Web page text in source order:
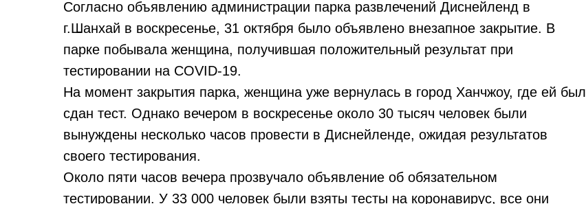
Согласно объявлению администрации парка развлечений Диснейленд в
г.Шанхай в воскресенье, 31 октября было объявлено внезапное закрытие. В
парке побывала женщина, получившая положительный результат при
тестировании на COVID-19.
На момент закрытия парка, женщина уже вернулась в город Ханчжоу, где ей был
сдан тест. Однако вечером в воскресенье около 30 тысяч человек были
вынуждены несколько часов провести в Диснейленде, ожидая результатов
своего тестирования.
Около пяти часов вечера прозвучало объявление об обязательном
тестировании. У 33 000 человек были взяты тесты на коронавирус, все они